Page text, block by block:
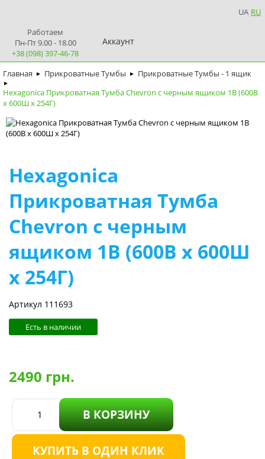
UA RU
Работаем
Пн-Пт 9.00 - 18.00
+38 (098) 397-46-78
Аккаунт
Главная ► Прикроватные Тумбы ► Прикроватные Тумбы - 1 ящик
►
Hexagonica Прикроватная Тумба Chevron с черным ящиком 1В (600В
х 600Ш х 254Г)
Hexagonica
Прикроватная Тумба
Chevron с черным
ящиком 1В (600В х 600Ш
х 254Г)
Артикул 111693
Есть в наличии
2490 грн.
В КОРЗИНУ
КУПИТЬ В ОДИН КЛИК